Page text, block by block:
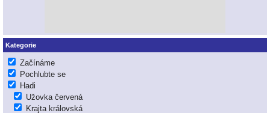
Kategorie
Začínáme
Pochlubte se
Hadi
Užovka červená
Krajta královská